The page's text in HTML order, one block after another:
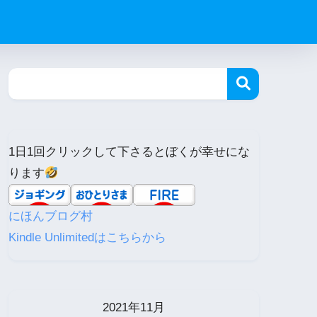
1日1回クリックして下さるとぼくが幸せにな
ります
にほんブログ村
Kindle Unlimitedはこちらから
2021年11月